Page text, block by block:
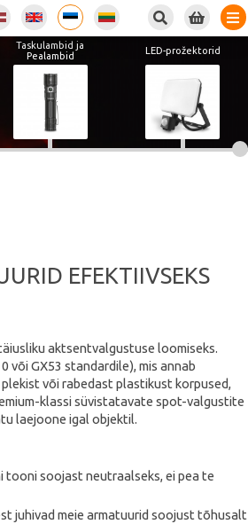
Taskulambid ja
Pealambid
LED-prožektorid
EFEKTIIVSEKS
aktsentvalgustuse loomiseks.
GX53 standardile), mis annab
või rabedast plastikust korpused,
klassi süvistatavate spot-valgustite
laejoone igal objektil.
soojast neutraalseks, ei pea te
juhivad meie armatuurid soojust tõhusalt